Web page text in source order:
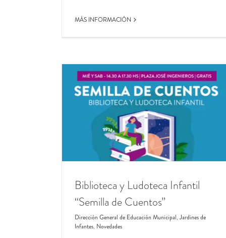
MÁS INFORMACIÓN
Biblioteca y Ludoteca Infantil
“Semilla de Cuentos”
Dirección General de Educación Municipal, Jardines de
Infantes, Novedades